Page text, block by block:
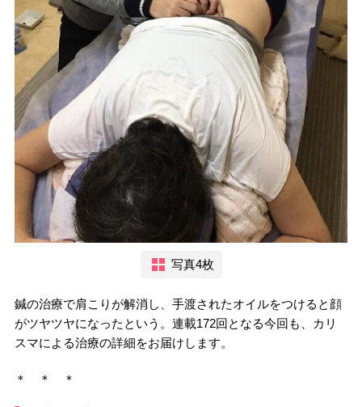
写真4枚
鍼の治療で肩こりが解消し、手渡されたオイルをつけると顔
がツヤツヤになったという。連載172回となる今回も、カリ
スマによる治療の詳細をお届けします。
＊ ＊ ＊